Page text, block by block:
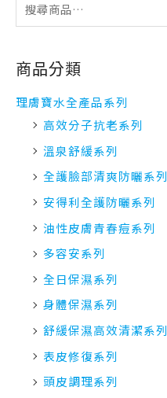
商品分類
理膚寶水全產品系列
高效分子抗老系列
溫泉舒緩系列
全護臉部清爽防曬系列
安得利全護防曬系列
油性皮膚青春痘系列
多容安系列
全日保濕系列
身體保濕系列
舒緩保濕高效清潔系列
表皮修復系列
頭皮調理系列